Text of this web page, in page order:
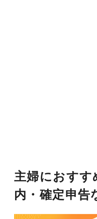
主婦におすす
内・確定申告